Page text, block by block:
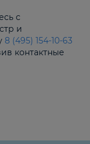
с
и
8 (495) 154-10-63
контактные